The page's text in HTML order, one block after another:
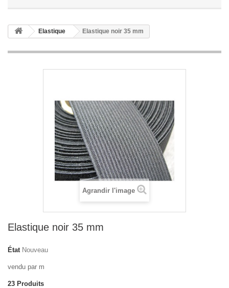
Elastique Elastique noir 35 mm
Agrandir l'image
Elastique noir 35 mm
État Nouveau
vendu par m
23 Produits